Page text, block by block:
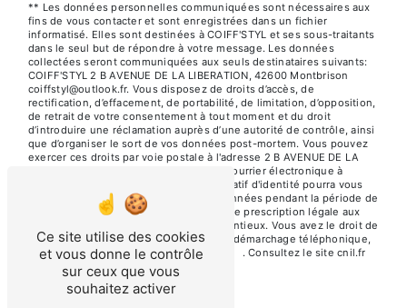
** Les données personnelles communiquées sont nécessaires aux
fins de vous contacter et sont enregistrées dans un fichier
informatisé. Elles sont destinées à COIFF'STYL et ses sous-traitants
dans le seul but de répondre à votre message. Les données
collectées seront communiquées aux seuls destinataires suivants:
COIFF'STYL 2 B AVENUE DE LA LIBERATION, 42600 Montbrison
coiffstyl@outlook.fr. Vous disposez de droits d’accès, de
rectification, d’effacement, de portabilité, de limitation, d’opposition,
de retrait de votre consentement à tout moment et du droit
d’introduire une réclamation auprès d’une autorité de contrôle, ainsi
que d’organiser le sort de vos données post-mortem. Vous pouvez
exercer ces droits par voie postale à l'adresse 2 B AVENUE DE LA
LIBERATION, 42600 Montbrison ou par courrier électronique à
l'adresse coiffstyl@outlook.fr. Un justificatif d'identité pourra vous
être demandé. Nous conservons vos données pendant la période de
prise de contact puis pendant la durée de prescription légale aux
fins probatoires et de gestion des contentieux. Vous avez le droit de
vous inscrire sur la liste d'opposition au démarchage téléphonique,
disponible à cette adresse:Bloctel.gouv.fr . Consultez le site cnil.fr
pour plus d’informations sur vos droits.
Ce site utilise des cookies
et vous donne le contrôle
sur ceux que vous
souhaitez activer